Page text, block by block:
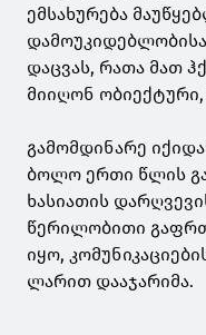
ემსახურება
დაცვას, რათა მათ
მიიღონ
გამომდინარე
ბოლო ერთი წლის
ხასიათის
წერილობითი
იყო,
ლარით დააჯარიმა.